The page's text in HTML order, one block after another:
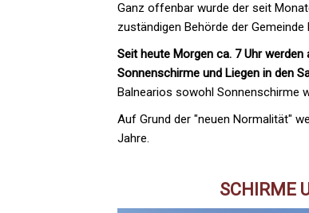
Ganz offenbar wurde der seit
zuständigen Behörde der
Seit heute Morgen ca. 7 Uhr
Sonnenschirme und Liegen in den
Balnearios sowohl Sonnenschirme
Auf Grund der "neuen Normalität"
Jahre.
SCHIRME